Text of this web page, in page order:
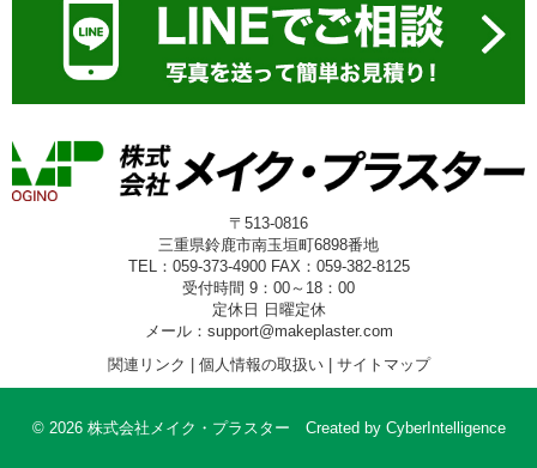
〒513-0816
三重県鈴鹿市南玉垣町6898番地
TEL：059-373-4900 FAX：059-382-8125
受付時間 9：00～18：00
定休日 日曜定休
メール：support@makeplaster.com
関連リンク
個人情報の取扱い| サイトマップ
© 2026 株式会社メイク・プラスター Created by CyberIntelligence